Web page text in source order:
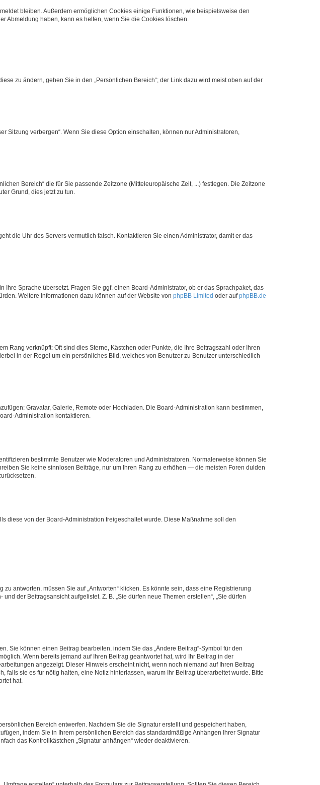
bleiben. Außerdem ermöglichen Cookies einige Funktionen, wie beispielsweise den
Abmeldung haben, kann es helfen, wenn Sie die Cookies löschen.
zu ändern, gehen Sie in den „Persönlichen Bereich“; der Link dazu wird meist oben auf der
verbergen“. Wenn Sie diese Option einschalten, können nur Administratoren,
Bereich“ die für Sie passende Zeitzone (Mitteleuropäische Zeit, ...) festlegen. Die Zeitzone
Grund, dies jetzt zu tun.
die Uhr des Servers vermutlich falsch. Kontaktieren Sie einen Administrator, damit er das
Sprache übersetzt. Fragen Sie ggf. einen Board-Administrator, ob er das Sprachpaket, das
Weitere Informationen dazu können auf der Website von phpBB Limited oder aufphpBB.de
Rang verknüpft: Oft sind dies Sterne, Kästchen oder Punkte, die Ihre Beitragszahl oder Ihren
in der Regel um ein persönliches Bild, welches von Benutzer zu Benutzer unterschiedlich
Gravatar, Galerie, Remote oder Hochladen. Die Board-Administration kann bestimmen,
Administration kontaktieren.
bestimmte Benutzer wie Moderatoren und Administratoren. Normalerweise können Sie
Sie keine sinnlosen Beiträge, nur um Ihren Rang zu erhöhen — die meisten Foren dulden
diese von der Board-Administration freigeschaltet wurde. Diese Maßnahme soll den
antworten, müssen Sie auf „Antworten“ klicken. Es könnte sein, dass eine Registrierung
der Beitragsansicht aufgelistet. Z. B. „Sie dürfen neue Themen erstellen“, „Sie dürfen
Sie können einen Beitrag bearbeiten, indem Sie das „Ändere Beitrag“-Symbol für den
Wenn bereits jemand auf Ihren Beitrag geantwortet hat, wird Ihr Beitrag in der
angezeigt. Dieser Hinweis erscheint nicht, wenn noch niemand auf Ihren Beitrag
sie es für nötig halten, eine Notiz hinterlassen, warum Ihr Beitrag überarbeitet wurde. Bitte
hat.
Bereich entwerfen. Nachdem Sie die Signatur erstellt und gespeichert haben,
indem Sie in Ihrem persönlichen Bereich das standardmäßige Anhängen Ihrer Signatur
das Kontrollkästchen „Signatur anhängen“ wieder deaktivieren.